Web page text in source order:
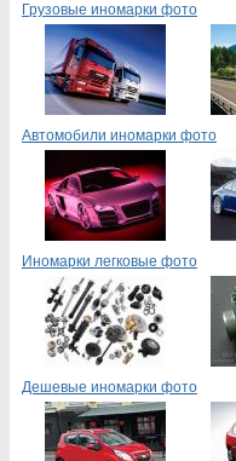
Грузовые иномарки фото
Автомобили иномарки фото
Иномарки легковые фото
Дешевые иномарки фото